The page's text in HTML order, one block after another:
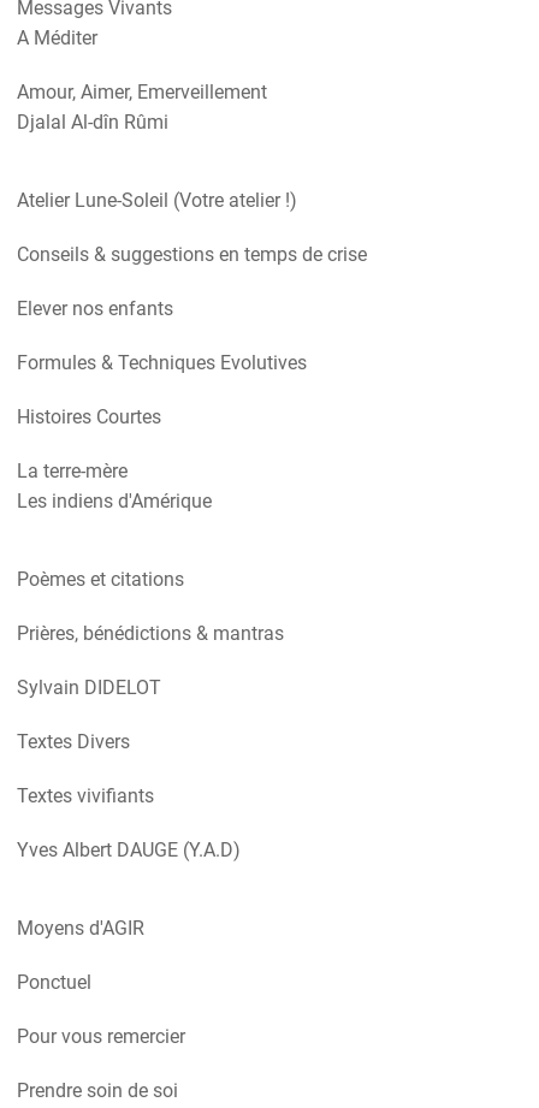
Messages Vivants
A Méditer
Amour, Aimer, Emerveillement
Djalal Al-dîn Rûmi
Atelier Lune-Soleil (Votre atelier !)
Conseils & suggestions en temps de crise
Elever nos enfants
Formules & Techniques Evolutives
Histoires Courtes
La terre-mère
Les indiens d'Amérique
Poèmes et citations
Prières, bénédictions & mantras
Sylvain DIDELOT
Textes Divers
Textes vivifiants
Yves Albert DAUGE (Y.A.D)
Moyens d'AGIR
Ponctuel
Pour vous remercier
Prendre soin de soi